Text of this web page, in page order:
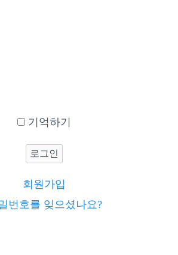
기억하기
로그인
회원가입
번호를 잊으셨나요?